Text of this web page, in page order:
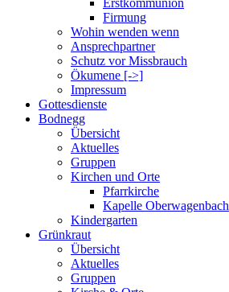
Erstkommunion
Firmung
Wohin wenden wenn
Ansprechpartner
Schutz vor Missbrauch
Ökumene [->]
Impressum
Gottesdienste
Bodnegg
Übersicht
Aktuelles
Gruppen
Kirchen und Orte
Pfarrkirche
Kapelle Oberwagenbach
Kindergarten
Grünkraut
Übersicht
Aktuelles
Gruppen